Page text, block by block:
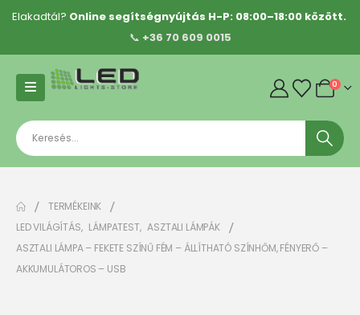
Elakadtál? Online segítségnyújtás H-P: 08:00–18:00 között.
📞 +36 70 609 0015
0
TERMÉKEINK
LED VILÁGÍTÁS, LÁMPATEST, ASZTALI LÁMPÁK
ASZTALI LÁMPA – FEKETE SZÍNŰ FÉM – ÁLLÍTHATÓ SZÍNHŐM, FÉNYERŐ –
AKKUMULÁTOROS – USB